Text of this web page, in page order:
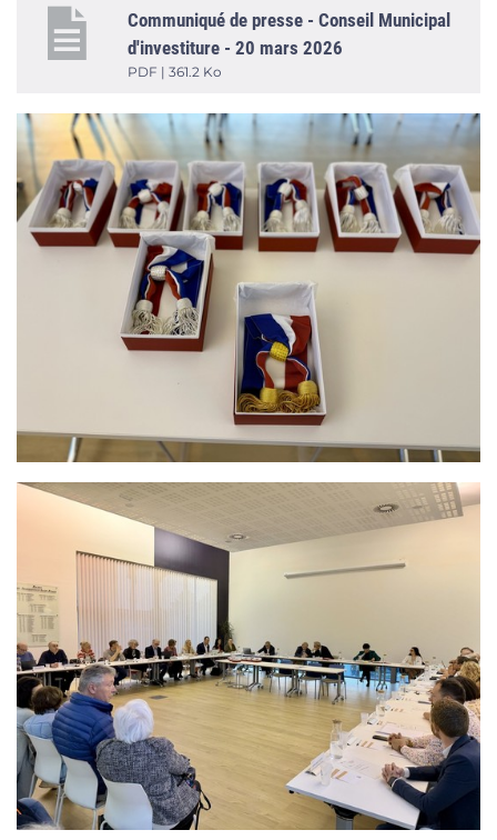
Communiqué de presse - Conseil Municipal
d'investiture - 20 mars 2026
PDF | 361.2 Ko